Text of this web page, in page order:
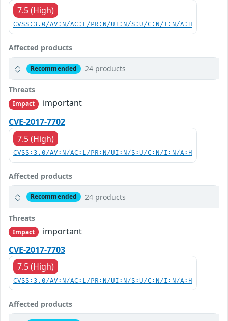
7.5 (High)
CVSS:3.0/AV:N/AC:L/PR:N/UI:N/S:U/C:N/I:N/A:H
Affected products
Recommended 24 products
Threats
Impact
important
CVE-2017-7702
7.5 (High)
CVSS:3.0/AV:N/AC:L/PR:N/UI:N/S:U/C:N/I:N/A:H
Affected products
Recommended 24 products
Threats
Impact
important
CVE-2017-7703
7.5 (High)
CVSS:3.0/AV:N/AC:L/PR:N/UI:N/S:U/C:N/I:N/A:H
Affected products